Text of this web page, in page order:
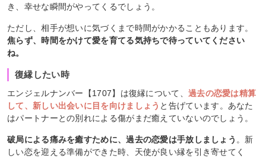
き、幸せな瞬間がやってくるでしょう。
ただし、相手が想いに気づくまで時間がかかることもあります。
焦らず、時間をかけて愛を育てる気持ちで待っていてください
ね。
復縁したい時
エンジェルナンバー【1707】は復縁について、 過去の恋愛は精算
して、新しい出会いに目を向けましょう と告げています。あなた
はパートナーとの別れによる傷がまだ癒えていないのでしょう。
破局による痛みを癒すために、過去の恋愛は手放しましょう 。新
しい恋を迎える準備ができた時、天使が良い縁を引き寄せてく